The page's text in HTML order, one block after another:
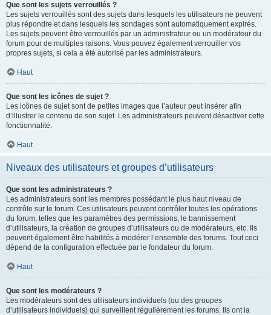
Que sont les sujets verrouillés ?
Les sujets verrouillés sont des sujets dans lesquels les utilisateurs ne peuvent
plus répondre et dans lesquels les sondages sont automatiquement expirés.
Les sujets peuvent être verrouillés par un administrateur ou un modérateur du
forum pour de multiples raisons. Vous pouvez également verrouiller vos
propres sujets, si cela a été autorisé par les administrateurs.
Haut
Que sont les icônes de sujet ?
Les icônes de sujet sont de petites images que l’auteur peut insérer afin
d’illustrer le contenu de son sujet. Les administrateurs peuvent désactiver cette
fonctionnalité.
Haut
Niveaux des utilisateurs et groupes d’utilisateurs
Que sont les administrateurs ?
Les administrateurs sont les membres possédant le plus haut niveau de
contrôle sur le forum. Ces utilisateurs peuvent contrôler toutes les opérations
du forum, telles que les paramètres des permissions, le bannissement
d’utilisateurs, la création de groupes d’utilisateurs ou de modérateurs, etc. Ils
peuvent également être habilités à modérer l’ensemble des forums. Tout ceci
dépend de la configuration effectuée par le fondateur du forum.
Haut
Que sont les modérateurs ?
Les modérateurs sont des utilisateurs individuels (ou des groupes
d’utilisateurs individuels) qui surveillent régulièrement les forums. Ils ont la